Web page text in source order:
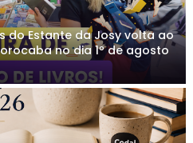
do Estante da Josy volta ao
no dia 1º de agosto